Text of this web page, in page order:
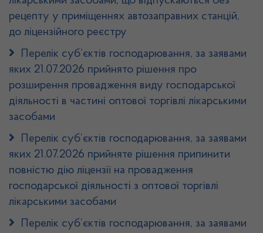
рецепту у приміщеннях автозаправних станцій,
до ліцензійного реєстру
Перелік суб’єктів господарювання, за заявами
яких 21.07.2026 прийнято рішення про
розширення провадження виду господарської
діяльності в частині оптової торгівлі лікарськими
засобами
Перелік суб’єктів господарювання, за заявами
яких 21.07.2026 прийняте рішення припинити
повністю дію ліцензії на провадження
господарської діяльності з оптової торгівлі
лікарськими засобами
Перелік суб’єктів господарювання, за заявами